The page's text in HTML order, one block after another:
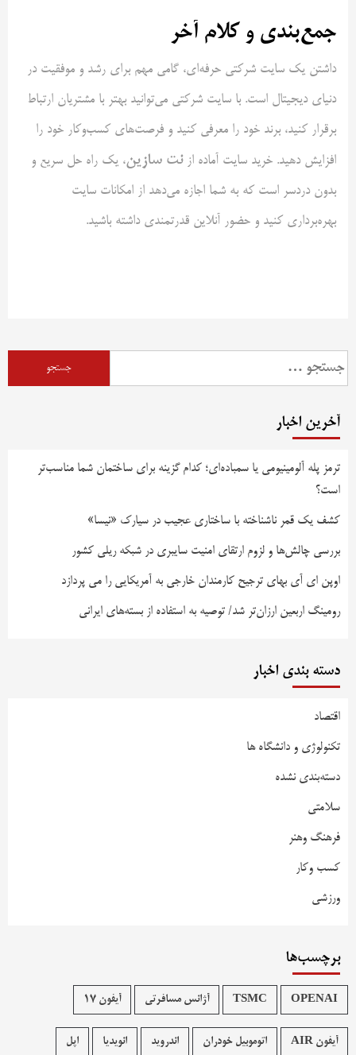
جمع‌بندی و کلام آخر
داشتن یک سایت شرکتی حرفه‌ای، گامی مهم برای رشد و موفقیت در
دنیای دیجیتال است. با سایت شرکتی می‌توانید بهتر با مشتریان ارتباط
برقرار کنید، برند خود را معرفی کنید و فرصت‌های کسب‌وکار خود را
افزایش دهید. خرید سایت آماده ازنت سازین، یک راه حل سریع و
بدون دردسر است که به شما اجازه می‌دهد از امکانات سایت
بهره‌برداری کنید و حضور آنلاین قدرتمندی داشته باشید.
جستجو
برای:
آخرین اخبار
ترمز پله آلومینیومی یا سمباده‌ای؛ کدام گزینه برای ساختمان شما مناسب‌تر
است؟
کشف یک قمر ناشناخته با ساختاری عجیب در سیارک «نیسا»
بررسی چالش‌ها و لزوم ارتقای امنیت سایبری در شبکه ریلی کشور
اوپن ای آی بهای ترجیح کارمندان خارجی به آمریکایی را می پردازد
رومینگ اربعین ارزان‌تر شد/ توصیه به استفاده از بسته‌های ایرانی
دسته بندی اخبار
اقتصاد
تکنولوژی و دانشگاه ها
دسته‌بندی نشده
سلامتی
فرهنگ وهنر
کسب وکار
ورزشی
برچسب‌ها
OPENAI
TSMC آژانس مسافرتی آیفون 17
آیفون AIR اتوموبیل خودران اندروید انویدیا اپل